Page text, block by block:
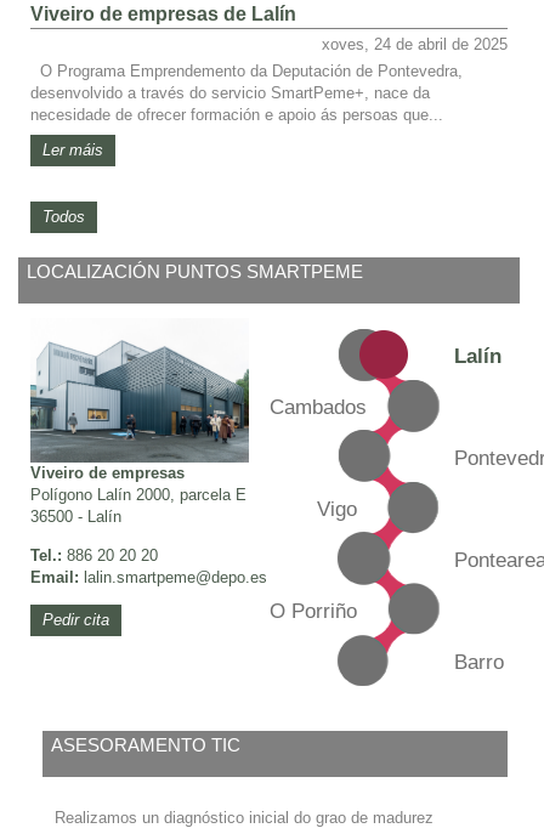
Viveiro de empresas de Lalín
xoves, 24 de abril de 2025
O Programa Emprendemento da Deputación de Pontevedra,
desenvolvido a través do servicio SmartPeme+, nace da
necesidade de ofrecer formación e apoio ás persoas que...
Ler máis
Todos
LOCALIZACIÓN PUNTOS SMARTPEME
Viveiro de empresas
Polígono Lalín 2000, parcela E
36500 - Lalín
Tel.: 886 20 20 20
Email: lalin.smartpeme@depo.es
Pedir cita
Lalín
Cambados
Vigo
O Porriño
Barro
ASESORAMENTO TIC
Realizamos un diagnóstico inicial do grao de madurez